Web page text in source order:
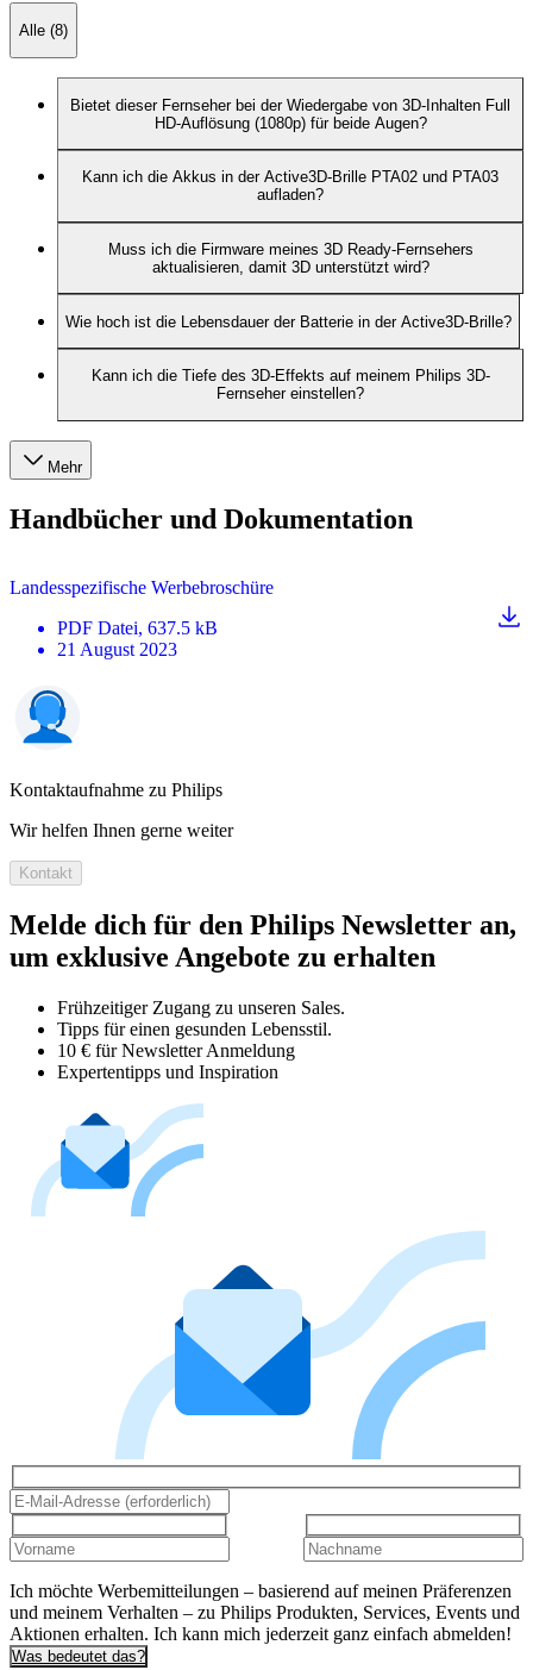
Alle (8)
Bietet dieser Fernseher bei der Wiedergabe von 3D-Inhalten Full
HD-Auflösung (1080p) für beide Augen?
Kann ich die Akkus in der Active3D-Brille PTA02 und PTA03
aufladen?
Muss ich die Firmware meines 3D Ready-Fernsehers
aktualisieren, damit 3D unterstützt wird?
Wie hoch ist die Lebensdauer der Batterie in der Active3D-Brille?
Kann ich die Tiefe des 3D-Effekts auf meinem Philips 3D-
Fernseher einstellen?
Mehr
Handbücher und Dokumentation
Landesspezifische Werbebroschüre
PDF Datei, 637.5 kB
21 August 2023
Kontaktaufnahme zu Philips
Wir helfen Ihnen gerne weiter
Kontakt
Melde dich für den Philips Newsletter an,
um exklusive Angebote zu erhalten
Frühzeitiger Zugang zu unseren Sales.
Tipps für einen gesunden Lebensstil.
10 € für Newsletter Anmeldung
Expertentipps und Inspiration
Ich möchte Werbemitteilungen – basierend auf meinen Präferenzen
und meinem Verhalten – zu Philips Produkten, Services, Events und
Aktionen erhalten. Ich kann mich jederzeit ganz einfach abmelden!
Was bedeutet das?